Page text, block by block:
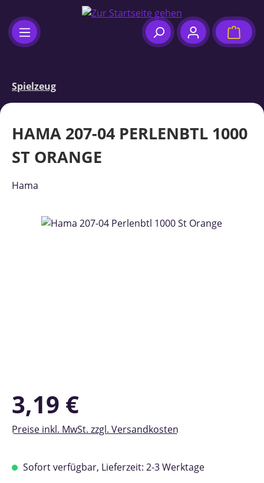
Zum Hauptinhalt springen
Spielzeug
HAMA 207-04 PERLENBTL 1000
ST ORANGE
Hama
Bildergalerie überspringen
Regulärer Preis:
3,19 €
Preise inkl. MwSt. zzgl. Versandkosten
Sofort verfügbar, Lieferzeit: 2-3 Werktage